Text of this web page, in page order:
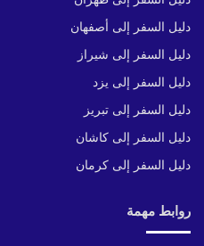
دليل السفر إلى أصفهان
دليل السفر إلى شيراز
دليل السفر إلى يزد
دليل السفر إلى تبريز
دليل السفر إلى كاشان
دليل السفر إلى كرمان
روابط مهمة